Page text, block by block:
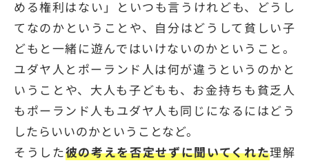
める権利はない」といつも言うけれども、どうし
てなのかということや、自分はどうして貧しい子
どもと一緒に遊んではいけないのかということ。
ユダヤ人とポーランド人は何が違うというのかと
いうことや、大人も子どもも、お金持ちも貧乏人
もポーランド人もユダヤ人も同じになるにはどう
したらいいのかということなど。
そうした彼の考えを否定せずに聞いてくれた理解